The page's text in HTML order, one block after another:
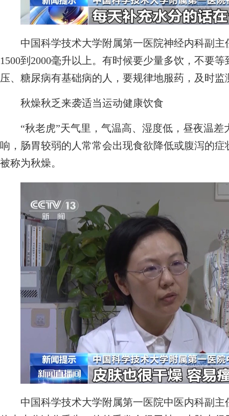
中国科学技术大学附属第一医院神经内科副主
1500到2000毫升以上。有时候要少量多饮，不要
压、糖尿病有基础病的人，要规律地服药，及时监
秋燥秋乏来袭适当运动健康饮食
“秋老虎”天气里，气温高、湿度低，昼夜温差
响，肠胃较弱的人常常会出现食欲降低或腹泻的
被称为秋燥。
中国科学技术大学附属第一医院中医内科副主